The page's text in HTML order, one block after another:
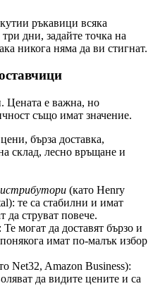
ръкавици всяка
дни, задайте точка на
никога няма да ви стигнат.
Цената е важна, но
също имат значение.
бърза доставка,
склад, лесно връщане и
(като Henry
те са стабилни и имат
да струват повече.
: Те могат да доставят бързо и
имат по-малък избор
Net32, Amazon Business):
да видите цените и са